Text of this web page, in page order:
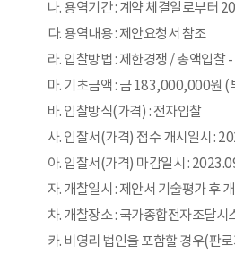
나. 용역기간 : 계약 체결일로부터
다. 용역내용 : 제안요청서 참조
라. 입찰방법 : 제한경쟁 / 총액입찰
마. 기초금액 : 금 183,000,000원 (
바. 입찰방식(가격) : 전자입찰
사. 입찰서(가격) 접수 개시일시 :
아. 입찰서(가격) 마감일시 :
자. 개찰일시 : 제안서 기술평가 후
차. 개찰장소 : 국가종합전자조달시
카. 비영리 법인을 포함할 경우(판